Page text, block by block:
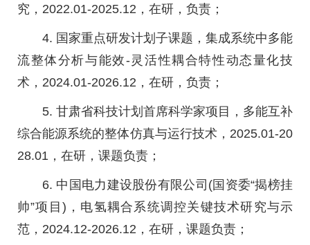
究，2022.01-2025.12，在研，负责；
4. 国家重点研发计划子课题，集成系统中多能
流整体分析与能效-灵活性耦合特性动态量化技
术，2024.01-2026.12，在研，负责；
5. 甘肃省科技计划首席科学家项目，多能互补
综合能源系统的整体仿真与运行技术，2025.01-20
28.01，在研，课题负责；
6. 中国电力建设股份有限公司(国资委“揭榜挂
帅”项目)，电氢耦合系统调控关键技术研究与示
范，2024.12-2026.12，在研，课题负责；